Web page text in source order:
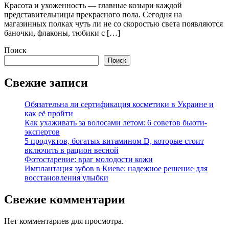
Красота и ухоженность — главные козыри каждой
представительницы прекрасного пола. Сегодня на
магазинных полках чуть ли не со скоростью света появляются
баночки, флаконы, тюбики с […]
Поиск
Поиск
Свежие записи
Обязательна ли сертификация косметики в Украине и
как её пройти
Как ухаживать за волосами летом: 6 советов бьюти-
экспертов
5 продуктов, богатых витамином D, которые стоит
включить в рацион весной
Фотостарение: враг молодости кожи
Имплантация зубов в Киеве: надежное решение для
восстановления улыбки
Свежие комментарии
Нет комментариев для просмотра.